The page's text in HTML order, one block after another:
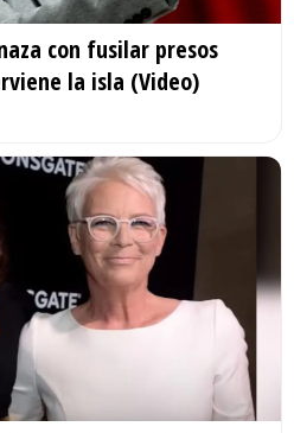
con fusilar presos
la isla (Video)